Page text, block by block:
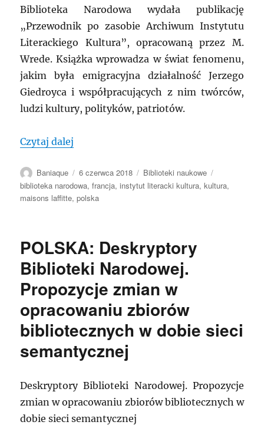
Biblioteka Narodowa wydała publikację
„Przewodnik po zasobie Archiwum Instytutu
Literackiego Kultura”, opracowaną przez M.
Wrede. Książka wprowadza w świat fenomenu,
jakim była emigracyjna działalność Jerzego
Giedroyca i współpracujących z nim twórców,
ludzi kultury, polityków, patriotów.
Czytaj dalej
Autor
Baniaque
Data
publikacji
6 czerwca 2018 Kategorie
Biblioteki naukowe
biblioteka narodowa,francja,instytut literacki kultura,kultura,
maisons laffitte,polska
POLSKA: Deskryptory
Biblioteki Narodowej.
Propozycje zmian w
opracowaniu zbiorów
bibliotecznych w dobie sieci
semantycznej
Deskryptory Biblioteki Narodowej. Propozycje
zmian w opracowaniu zbiorów bibliotecznych w
dobie sieci semantycznej